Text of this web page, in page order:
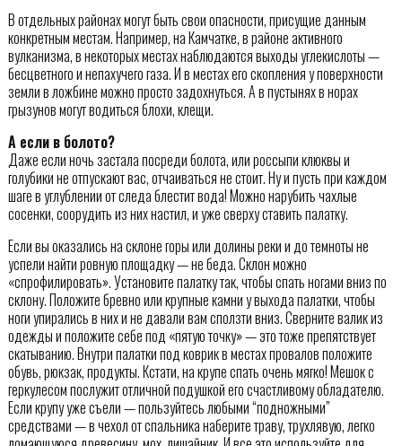
В отдельных районах могут быть свои опасности, присущие данным
конкретным местам. Например, на Камчатке, в районе активного
вулканизма, в некоторых местах наблюдаются выходы углекислоты —
бесцветного и непахучего газа. И в местах его скопления у поверхности
земли в ложбине можно просто задохнуться. А в пустынях в норах
грызунов могут водиться блохи, клещи.
А если в болото?
Даже если ночь застала посреди болота, или россыпи клюквы и
голубики не отпускают вас, отчаиваться не стоит. Ну и пусть при каждом
шаге в углублении от следа блестит вода! Можно нарубить чахлые
сосенки, соорудить из них настил, и уже сверху ставить палатку.
Если вы оказались на склоне горы или долины реки и до темноты не
успели найти ровную площадку — не беда. Склон можно
«спрофилировать». Установите палатку так, чтобы спать ногами вниз по
склону. Положите бревно или крупные камни у выхода палатки, чтобы
ноги упирались в них и не давали вам сползти вниз. Сверните валик из
одежды и положите себе под «пятую точку» — это тоже препятствует
скатыванию. Внутри палатки под коврик в местах провалов положите
обувь, рюкзак, продукты. Кстати, на крупе спать очень мягко! Мешок с
геркулесом послужит отличной подушкой его счастливому обладателю.
Если крупу уже съели — пользуйтесь любыми “подножными”
средствами — в чехол от спальника наберите траву, трухлявую, легко